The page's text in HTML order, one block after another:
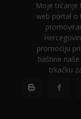
Moje trčanje
web portal o
promociju
baštine
trkačku